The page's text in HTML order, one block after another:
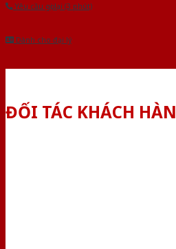
Yêu cầu gọi lại (3 phút)
Dành cho đại lý
ĐỐI TÁC KHÁCH